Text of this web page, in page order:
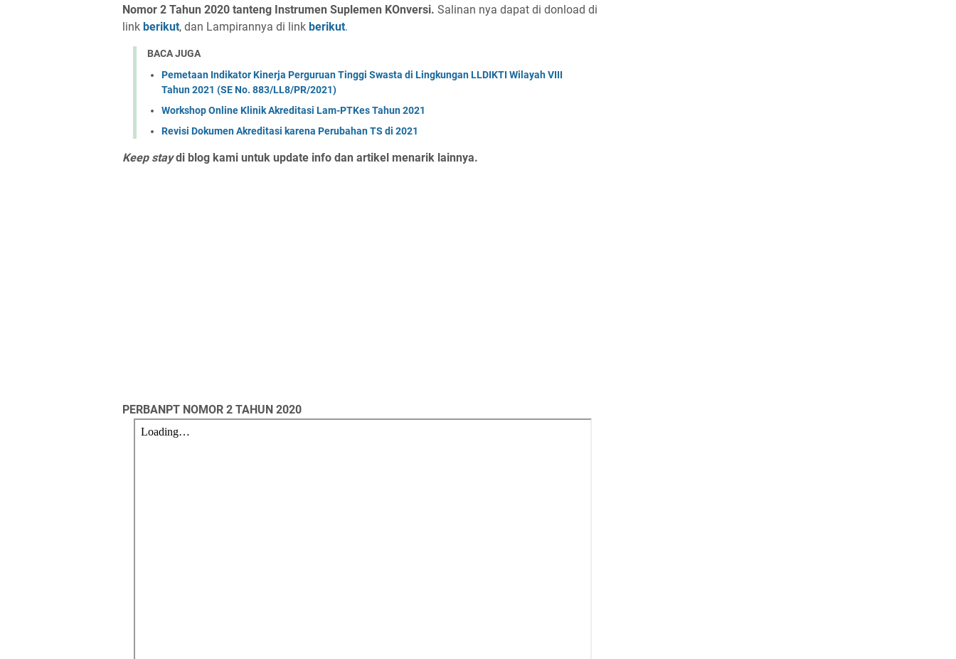
Nomor 2 Tahun 2020 tanteng Instrumen Suplemen KOnversi. Salinan nya dapat di donload di
link berikut, dan Lampirannya di link berikut.
BACA JUGA
Pemetaan Indikator Kinerja Perguruan Tinggi Swasta di Lingkungan LLDIKTI Wilayah VIII
Tahun 2021 (SE No. 883/LL8/PR/2021)
Workshop Online Klinik Akreditasi Lam-PTKes Tahun 2021
Revisi Dokumen Akreditasi karena Perubahan TS di 2021
Keep staydi blog kami untuk update info dan artikel menarik lainnya.
PERBANPT NOMOR 2 TAHUN 2020